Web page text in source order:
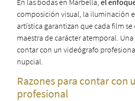
composición visual, la iluminación
artística garantizan que cada film
maestra de carácter atemporal.
contar con un videógrafo
nupcial.
Razones para contar con
profesional